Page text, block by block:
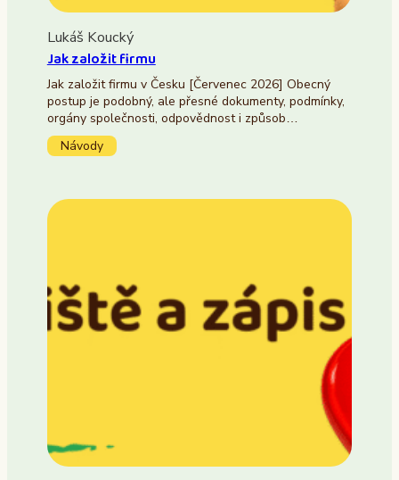
Lukáš Koucký
Jak založit firmu
Jak založit firmu v Česku [Červenec 2026] Obecný
postup je podobný, ale přesné dokumenty, podmínky,
orgány společnosti, odpovědnost i způsob…
Návody